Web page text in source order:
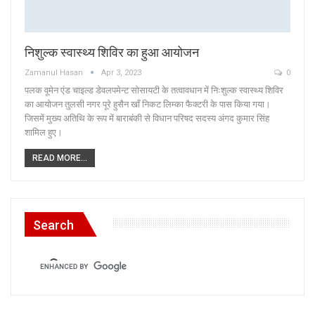
निशुल्क स्वास्थ्य शिविर का हुआ आयोजन
Zamanul Hasan Apr 3, 2023 0
पलक वूमेन एंड चाइल्ड डेवलपमेन्ट सोसायटी के तत्वावधान में निःशुल्क स्वास्थ्य शिविर
का आयोजन तुलसी नगर पूरे हुसैन खाँ निकट लिम्का फैक्टरी के पास किया गया।
जिसमें मुख्य अतिथि के रूप में बाराबंकी से विधान परिषद सदस्य अंगद कुमार सिंह
शामिल हुए।
READ MORE...
Search